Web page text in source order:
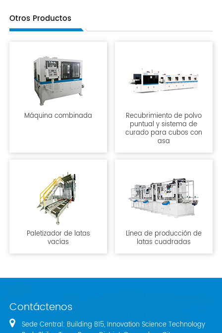
Otros Productos
Máquina combinada
Recubrimiento de polvo
puntual y sistema de
curado para cubos con
asa
Paletizador de latas
vacías
Línea de producción de
latas cuadradas
Contáctenos
Sede Central: Building B15, Innovation Science Technology